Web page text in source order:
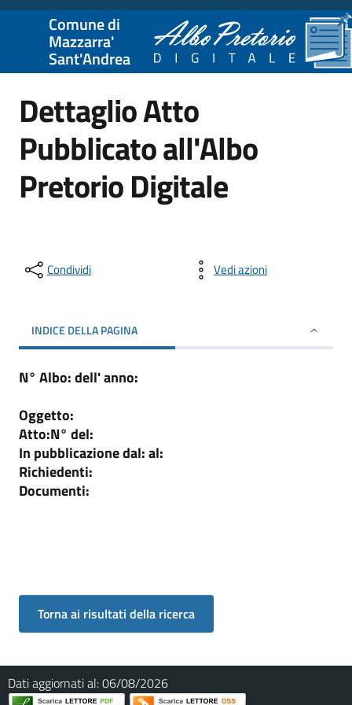
Comune di
Mazzarra'
Sant'Andrea
Dettaglio Atto
Pubblicato all'Albo
Pretorio Digitale
Condividi Vedi azioni
INDICE DELLA PAGINA
N° Albo:dell' anno:
Oggetto:
Atto:N° del:
In pubblicazione dal:al:
Richiedenti:
Documenti:
Dati aggiornati al:06/08/2026